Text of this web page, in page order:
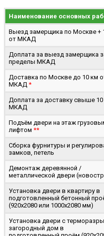
Наименование основных
Выезд замерщика по Москве +
от МКАД
Доплата за выезд замерщика
пределы МКАД
Доставка по Москве до 10 км
МКАД *
Доплата за доставку свыше
МКАД
Подъём двери на этаж
лифтом **
Сборка фурнитуры и
замков, петель
Демонтаж деревянной /
металлической двери
Установка двери в квартиру в
подготовленный бетонный
(920x2080 или 1000x2080 мм)
Установка двери с
загородный дом в